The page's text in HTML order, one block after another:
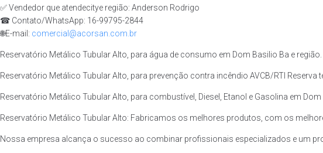
✅ Vendedor que atendecitye região: Anderson Rodrigo
☎ Contato/WhatsApp: 16-99795-2844
🌐E-mail: comercial@acorsan.com.br
Reservatório Metálico Tubular Alto, para água de consumo em Dom Basilio Ba e região.
Reservatório Metálico Tubular Alto, para prevenção contra incêndio AVCB/RTI Reserva
Reservatório Metálico Tubular Alto, para combustível, Diesel, Etanol e Gasolina em Dom
Reservatório Metálico Tubular Alto: Fabricamos os melhores produtos, com os
Nossa empresa alcança o sucesso ao combinar profissionais especializados e um